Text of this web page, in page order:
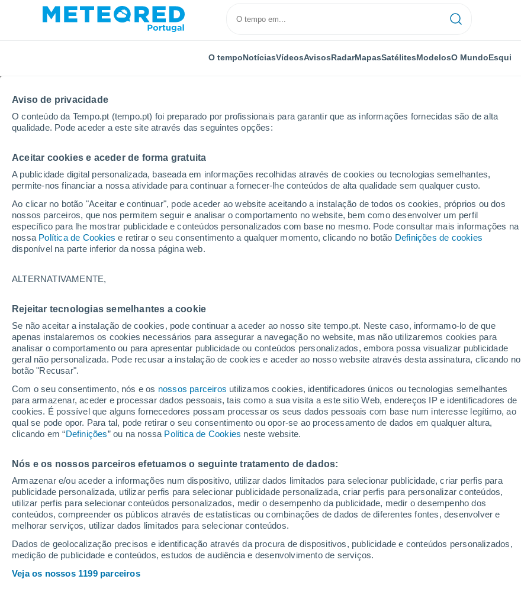
Aviso de privacidade
O conteúdo da Tempo.pt (tempo.pt) foi preparado por profissionais para garantir que as informações fornecidas são de alta
qualidade. Pode aceder a este site através das seguintes opções:
Aceitar cookies e aceder de forma gratuita
A publicidade digital personalizada, baseada em informações recolhidas através de cookies ou tecnologias semelhantes,
permite-nos financiar a nossa atividade para continuar a fornecer-lhe conteúdos de alta qualidade sem qualquer custo.
Ao clicar no botão "Aceitar e continuar", pode aceder ao website aceitando a instalação de todos os cookies, próprios ou dos
nossos parceiros, que nos permitem seguir e analisar o comportamento no website, bem como desenvolver um perfil
específico para lhe mostrar publicidade e conteúdos personalizados com base no mesmo. Pode consultar mais informações na
nossa Política de Cookies e retirar o seu consentimento a qualquer momento, clicando no botão Definições de cookies
disponível na parte inferior da nossa página web.
ALTERNATIVAMENTE,
Rejeitar tecnologias semelhantes a cookie
Se não aceitar a instalação de cookies, pode continuar a aceder ao nosso site tempo.pt. Neste caso, informamo-lo de que
apenas instalaremos os cookies necessários para assegurar a navegação no website, mas não utilizaremos cookies para
analisar o comportamento ou para apresentar publicidade ou conteúdos personalizados, embora possa visualizar publicidade
geral não personalizada. Pode recusar a instalação de cookies e aceder ao nosso website através desta assinatura, clicando no
botão "Recusar".
Com o seu consentimento, nós e os nossos parceiros utilizamos cookies, identificadores únicos ou tecnologias semelhantes
para armazenar, aceder e processar dados pessoais, tais como a sua visita a este sitio Web, endereços IP e identificadores de
cookies. É possível que alguns fornecedores possam processar os seus dados pessoais com base num interesse legítimo, ao
qual se pode opor. Para tal, pode retirar o seu consentimento ou opor-se ao processamento de dados em qualquer altura,
clicando em “Definições” ou na nossa Política de Cookies neste website.
Nós e os nossos parceiros efetuamos o seguinte tratamento de dados:
Armazenar e/ou aceder a informações num dispositivo, utilizar dados limitados para selecionar publicidade, criar perfis para
publicidade personalizada, utilizar perfis para selecionar publicidade personalizada, criar perfis para personalizar conteúdos,
utilizar perfis para selecionar conteúdos personalizados, medir o desempenho da publicidade, medir o desempenho dos
conteúdos, compreender os públicos através de estatísticas ou combinações de dados de diferentes fontes, desenvolver e
melhorar serviços, utilizar dados limitados para selecionar conteúdos.
Dados de geolocalização precisos e identificação através da procura de dispositivos, publicidade e conteúdos personalizados,
medição de publicidade e conteúdos, estudos de audiência e desenvolvimento de serviços.
Veja os nossos 1199 parceiros
O tempoNotíciasVídeosAvisosRadarMapasSatélitesModelosO MundoEsqui
Início Alemanha Hesse Localidades
O tempo em todos os lugares de Hesse
O tempo em todos os lugares de Hesse
A B - C D - E F - G H - J
B
Bad Arolsen
Bad Camberg
Bad Emstal
Bad Endbach
Bad Hersfeld
Bad Homburg vor der Höhe
Bad König
Bad Nauheim
Bad Orb
Bad Schwalbach
Bad Soden Am Taunus
Biebesheim am Rhein
Biebrich
Biedenkopf
Bierstadt
Birkenau
Bischofsheim
Borken (Hessen)
Bornheim
Braunfels